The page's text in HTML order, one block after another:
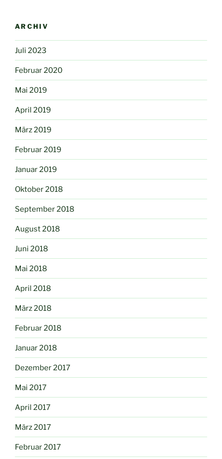
ARCHIV
Juli 2023
Februar 2020
Mai 2019
April 2019
März 2019
Februar 2019
Januar 2019
Oktober 2018
September 2018
August 2018
Juni 2018
Mai 2018
April 2018
März 2018
Februar 2018
Januar 2018
Dezember 2017
Mai 2017
April 2017
März 2017
Februar 2017